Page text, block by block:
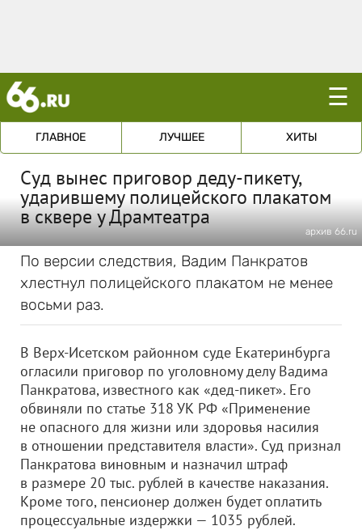
☰
ГЛАВНОЕ ЛУЧШЕЕ ХИТЫ
Суд вынес приговор деду-пикету,
ударившему полицейского плакатом
в сквере у Драмтеатра
архив 66.ru
По версии следствия, Вадим Панкратов
хлестнул полицейского плакатом не менее
восьми раз.
В Верх-Исетском районном суде Екатеринбурга
огласили приговор по уголовному делу Вадима
Панкратова, известного как «дед-пикет». Его
обвиняли по статье 318 УК РФ «Применение
не опасного для жизни или здоровья насилия
в отношении представителя власти». Суд признал
Панкратова виновным и назначил штраф
в размере 20 тыс. рублей в качестве наказания.
Кроме того, пенсионер должен будет оплатить
процессуальные издержки — 1035 рублей.